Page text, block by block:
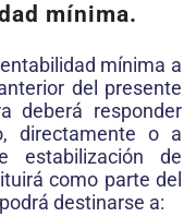
mínima.
mínima a
del presente
deberá responder
directamente o a
estabilización de
como parte del
destinarse a: